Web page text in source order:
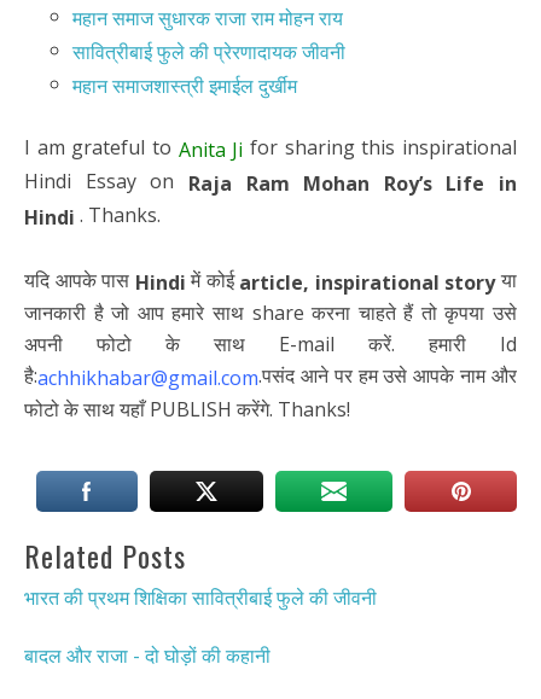
महान समाज सुधारक राजा राम मोहन राय
सावित्रीबाई फुले की प्रेरणादायक जीवनी
महान समाजशास्त्री इमाईल दुर्खीम
I am grateful to Anita Jifor sharing this inspirational
Hindi Essay on Raja Ram Mohan Roy’s Life in
Hindi . Thanks.
यदि आपके पास Hindiमें कोईarticle, inspirational storyया
जानकारी है जो आप हमारे साथ share करना चाहते हैं तो कृपया उसे
अपनी फोटो के साथ E-mail करें. हमारी Id
है:achhikhabar@gmail.com.पसंद आने पर हम उसे आपके नाम और
फोटो के साथ यहाँ PUBLISH करेंगे. Thanks!
Related Posts
भारत की प्रथम शिक्षिका सावित्रीबाई फुले की जीवनी
बादल और राजा - दो घोड़ों की कहानी